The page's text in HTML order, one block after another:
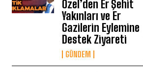
Özel’den Er Şehit
Yakınları ve Er
Gazilerin Eylemine
Destek Ziyareti
GÜNDEM